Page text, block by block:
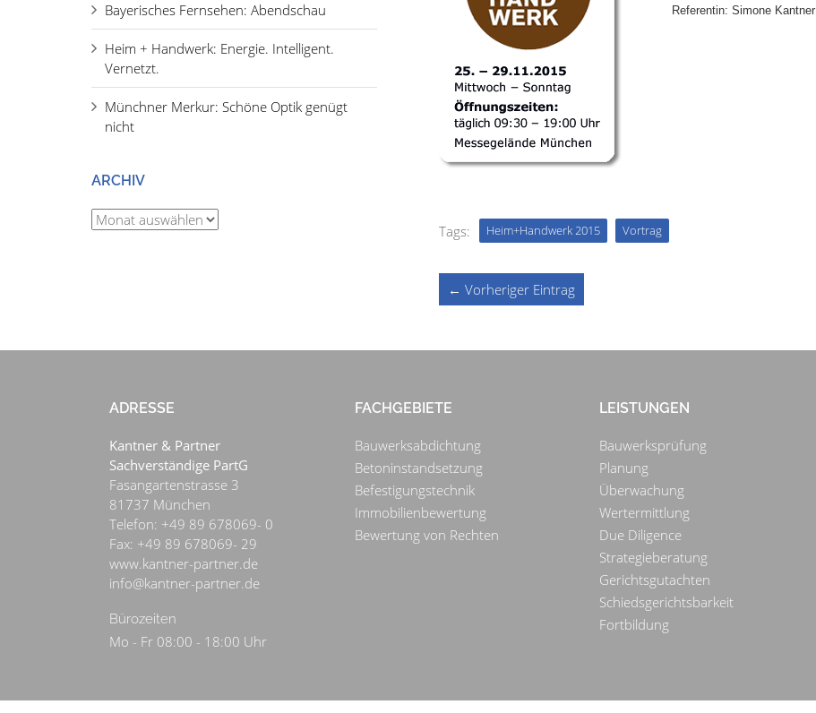
Referentin: Simone Kantner
Tags: Heim+Handwerk 2015 Vortrag
← Vorheriger Eintrag
Bayerisches Fernsehen: Abendschau
Heim + Handwerk: Energie. Intelligent.
Vernetzt.
Münchner Merkur: Schöne Optik genügt
nicht
ARCHIV
Archiv
ADRESSE
Kantner & Partner
Sachverständige PartG
Fasangartenstrasse 3
81737 München
Telefon: +49 89 678069- 0
Fax: +49 89 678069- 29
www.kantner-partner.de
info@kantner-partner.de
Bürozeiten
Mo - Fr 08:00 - 18:00 Uhr
FACHGEBIETE
Bauwerksabdichtung
Betoninstandsetzung
Befestigungstechnik
Immobilienbewertung
Bewertung von Rechten
LEISTUNGEN
Bauwerksprüfung
Planung
Überwachung
Wertermittlung
Due Diligence
Strategieberatung
Gerichtsgutachten
Schiedsgerichtsbarkeit
Fortbildung